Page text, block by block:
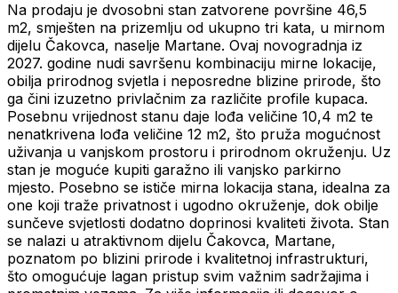
Na prodaju je dvosobni stan zatvorene površine 46,5
m2, smješten na prizemlju od ukupno tri kata, u mirnom
dijelu Čakovca, naselje Martane. Ovaj novogradnja iz
2027. godine nudi savršenu kombinaciju mirne lokacije,
obilja prirodnog svjetla i neposredne blizine prirode, što
ga čini izuzetno privlačnim za različite profile kupaca.
Posebnu vrijednost stanu daje lođa veličine 10,4 m2 te
nenatkrivena lođa veličine 12 m2, što pruža mogućnost
uživanja u vanjskom prostoru i prirodnom okruženju. Uz
stan je moguće kupiti garažno ili vanjsko parkirno
mjesto. Posebno se ističe mirna lokacija stana, idealna za
one koji traže privatnost i ugodno okruženje, dok obilje
sunčeve svjetlosti dodatno doprinosi kvaliteti života. Stan
se nalazi u atraktivnom dijelu Čakovca, Martane,
poznatom po blizini prirode i kvalitetnoj infrastrukturi,
što omogućuje lagan pristup svim važnim sadržajima i